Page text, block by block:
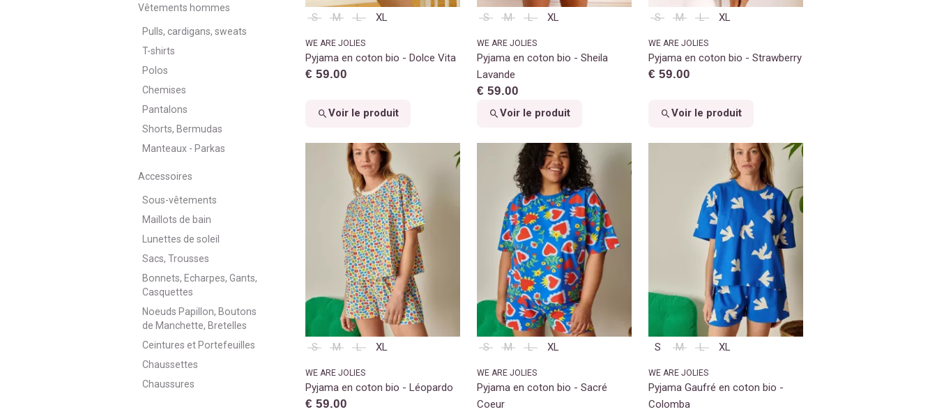
Vêtements hommes
Pulls, cardigans, sweats
T-shirts
Polos
Chemises
Pantalons
Shorts, Bermudas
Manteaux - Parkas
Accessoires
Sous-vêtements
Maillots de bain
Lunettes de soleil
Sacs, Trousses
Bonnets, Echarpes, Gants,
Casquettes
Noeuds Papillon, Boutons
de Manchette, Bretelles
Ceintures et Portefeuilles
Chaussettes
Chaussures
S M L XL
WE ARE JOLIES
Pyjama en coton bio - Dolce Vita
€ 59.00
Voir le produit
S M L XL
WE ARE JOLIES
Pyjama en coton bio - Sheila
Lavande
€ 59.00
Voir le produit
S M L XL
WE ARE JOLIES
Pyjama en coton bio - Strawberry
€ 59.00
Voir le produit
S M L XL
WE ARE JOLIES
Pyjama en coton bio - Léopardo
€ 59.00
S M L XL
WE ARE JOLIES
Pyjama en coton bio - Sacré
Coeur
S M L XL
WE ARE JOLIES
Pyjama Gaufré en coton bio -
Colomba